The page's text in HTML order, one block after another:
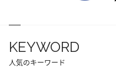
KEYWORD
人気のキーワード